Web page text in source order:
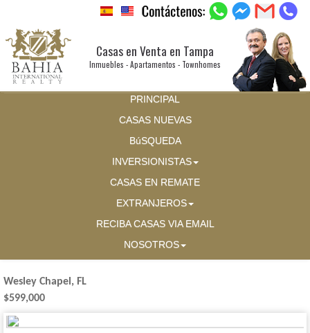
Casas en Venta en Tampa
Inmuebles - Apartamentos - Townhomes
PRINCIPAL
CASAS NUEVAS
BúSQUEDA
INVERSIONISTAS
CASAS EN REMATE
EXTRANJEROS
RECIBA CASAS VIA EMAIL
NOSOTROS
Wesley Chapel, FL
$599,000